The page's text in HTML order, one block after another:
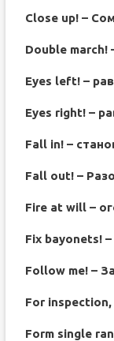
Close up! –
Double march!
Eyes left! –
Eyes right! –
Fall in! –
Fall out! –
Fire at will –
Fix bayonets!
Follow me! –
For
Form single